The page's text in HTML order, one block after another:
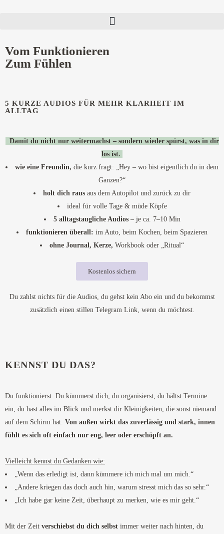
Vom Funktionieren
Zum Fühlen
5 KURZE AUDIOS FÜR MEHR KLARHEIT IM
ALLTAG
Damit du nicht nur weitermachst – sondern wieder spürst, was in dir
los ist.
wie eine Freundin, die kurz fragt: „Hey – wo bist eigentlich du in dem
Ganzen?“
holt dich raus aus dem Autopilot und zurück zu dir
ideal für volle Tage & müde Köpfe
5 alltagstaugliche Audios– je ca. 7–10 Min
funktionieren überall: im Auto, beim Kochen, beim Spazieren
ohne Journal, Kerze, Workbook oder „Ritual“
Kostenlos sichern
Du zahlst nichts für die Audios, du gehst kein Abo ein und du bekommst
zusätzlich einen stillen Telegram Link, wenn du möchtest.
KENNST DU DAS?
Du funktionierst. Du kümmerst dich, du organisierst, du hältst Termine
ein, du hast alles im Blick und merkst dir Kleinigkeiten, die sonst niemand
auf dem Schirm hat. Von außen wirkt das zuverlässig und stark, innen
fühlt es sich oft einfach nur eng, leer oder erschöpft an.
Vielleicht kennst du Gedanken wie:
„Wenn das erledigt ist, dann kümmere ich mich mal um mich.“
„Andere kriegen das doch auch hin, warum stresst mich das so sehr.“
„Ich habe gar keine Zeit, überhaupt zu merken, wie es mir geht.“
Mit der Zeit verschiebst du dich selbst immer weiter nach hinten, du